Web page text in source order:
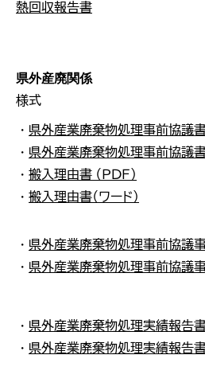
熱回収報告書
県外産廃関係
様式
・ 県外産業廃棄物処理事前協議書（
・ 県外産業廃棄物処理事前協議書
・ 搬入理由書 （ＰＤＦ）
・ 搬入理由書（ワード）
・ 県外産業廃棄物処理事前協議事
・ 県外産業廃棄物処理事前協議事
・ 県外産業廃棄物処理実績報告書（
・ 県外産業廃棄物処理実績報告書